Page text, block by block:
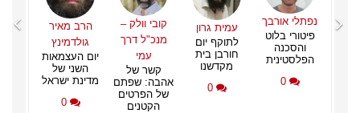
נפתלי אורבך
פיטורי בלוט
והסכנה
הפלסטינית
0
עמית גרון
לתוקף יום
חורבן בית
מקדשנו
0
קובי וולק –
מנכ"ל דרך
עמי
קשר של
אהבה: שפתם
של הפרטים
הקטנים
הרב מאיר
גולדמינץ
יום העצמאות
השני של
מדינת ישראל
0